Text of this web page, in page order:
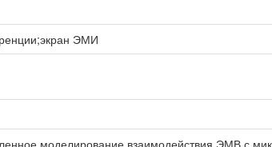
ЭМИ
моделирование взаимодействия ЭМВ с